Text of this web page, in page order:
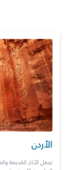
الأردن
تجعل الآثار القديمة